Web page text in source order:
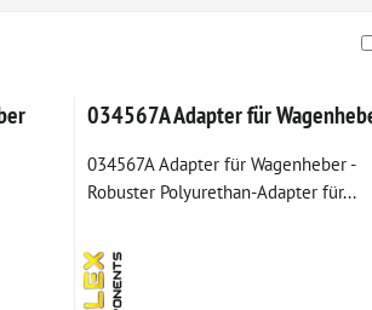
034567A Adapter für
034567A Adapter für Wagenheber -
Robuster Polyurethan-Adapter für...